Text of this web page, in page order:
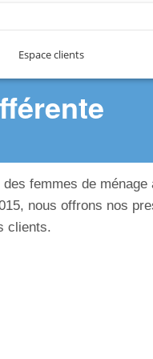
Espace clients
femmes de
nous offrons nos
clients.